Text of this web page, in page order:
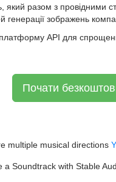
який разом з провідними
зображень
API для
Почати
multiple musical directions
a Soundtrack with Stable